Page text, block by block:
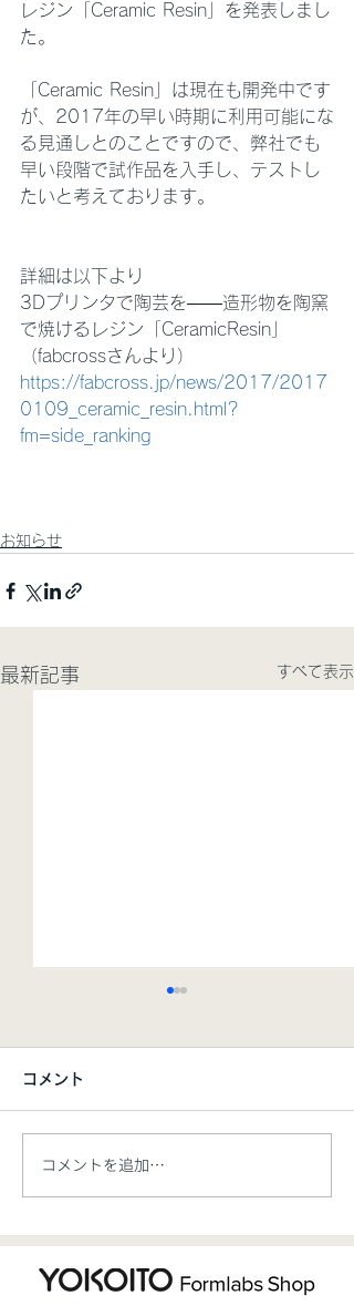
レジン「Ceramic Resin」を発表しまし
た。
「Ceramic Resin」は現在も開発中です
が、2017年の早い時期に利用可能にな
る見通しとのことですので、弊社でも
早い段階で試作品を入手し、テストし
たいと考えております。
詳細は以下より
3Dプリンタで陶芸を——造形物を陶窯
で焼けるレジン「CeramicResin」
（fabcrossさんより）
https://fabcross.jp/news/2017/2017
0109_ceramic_resin.html?
fm=side_ranking
お知らせ
最新記事 すべて表示
【新製品】Formlabs 大
ジン材料「Flexible 80A
コメント
コメントを追加…